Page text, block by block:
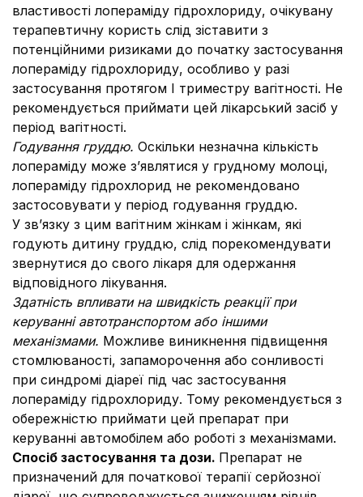
властивості лопераміду гідрохлориду, очікувану
терапевтичну користь слід зіставити з
потенційними ризиками до початку застосування
лопераміду гідрохлориду, особливо у разі
застосування протягом І триместру вагітності. Не
рекомендується приймати цей лікарський засіб у
період вагітності.
Годування груддю. Оскільки незначна кількість
лопераміду може з’являтися у грудному молоці,
лопераміду гідрохлорид не рекомендовано
застосовувати у період годування груддю.
У зв’язку з цим вагітним жінкам і жінкам, які
годують дитину груддю, слід порекомендувати
звернутися до свого лікаря для одержання
відповідного лікування.
Здатність впливати на швидкість реакції при
керуванні автотранспортом або іншими
механізмами. Можливе виникнення підвищення
стомлюваності, запаморочення або сонливості
при синдромі діареї під час застосування
лопераміду гідрохлориду. Тому рекомендується з
обережністю приймати цей препарат при
керуванні автомобілем або роботі з механізмами.
Спосіб застосування та дози. Препарат не
призначений для початкової терапії серйозної